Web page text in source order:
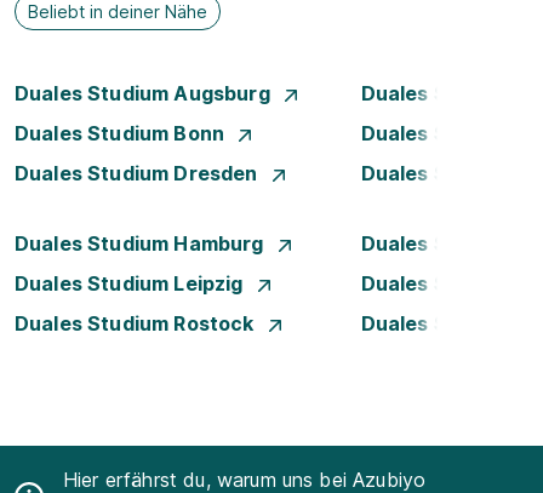
Beliebt in deiner Nähe
Duales Studium Augsburg
Duales Studium
Duales Studium Bonn
Duales Studium
Duales Studium Dresden
Duales Studium
Duales Studium Hamburg
Duales Studium
Duales Studium Leipzig
Duales Studium
Duales Studium Rostock
Duales Studium
Hier erfährst du, warum uns bei Azubiyo